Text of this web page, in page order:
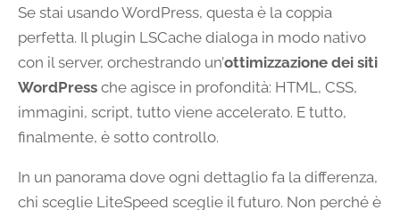
Se stai usando WordPress, questa è la coppia
perfetta. Il plugin LSCache dialoga in modo nativo
con il server, orchestrando un’ottimizzazione dei siti
WordPress che agisce in profondità: HTML, CSS,
immagini, script, tutto viene accelerato. E tutto,
finalmente, è sotto controllo.
In un panorama dove ogni dettaglio fa la differenza,
chi sceglie LiteSpeed sceglie il futuro. Non perché è